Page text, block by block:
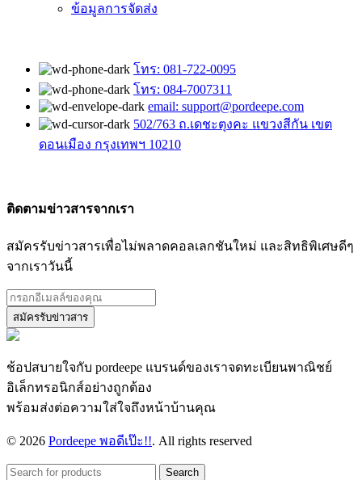
ข้อมูลการจัดส่ง
โทร: 081-722-0095
โทร: 084-7007311
email: support@pordeepe.com
502/763 ถ.เดชะตุงคะ แขวงสีกัน เขต
ดอนเมือง กรุงเทพฯ 10210
ติดตามข่าวสารจากเรา
สมัครรับข่าวสารเพื่อไม่พลาดคอลเลกชันใหม่ และสิทธิพิเศษดีๆ
จากเราวันนี้
ช้อปสบายใจกับ pordeepe แบรนด์ของเราจดทะเบียนพาณิชย์
อิเล็กทรอนิกส์อย่างถูกต้อง
พร้อมส่งต่อความใส่ใจถึงหน้าบ้านคุณ
© 2026 Pordeepe พอดีเป๊ะ!!. All rights reserved
Search